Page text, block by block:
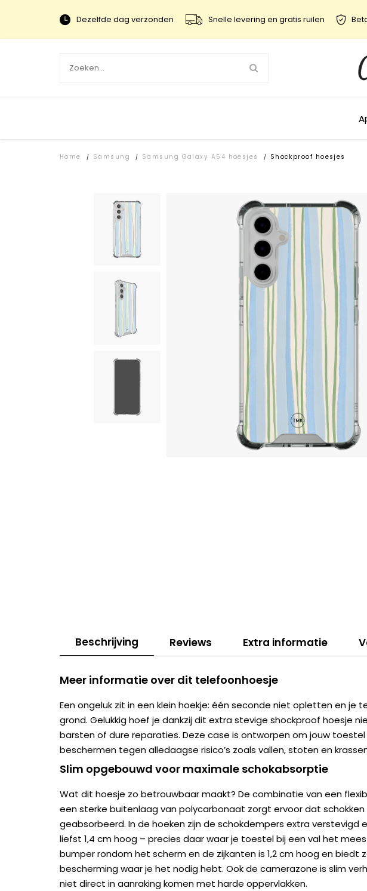
Dezelfde dag verzonden Snelle levering en gratis ruilen
Home / Samsung / Samsung Galaxy A54 hoesjes / Shockproof hoesjes
Beschrijving Reviews Extra informatie
Meer informatie over dit telefoonhoesje
Een ongeluk zit in een klein hoekje: één seconde niet opletten en je
grond. Gelukkig hoef je dankzij dit extra stevige shockproof hoesje
barsten of dure reparaties. Deze case is ontworpen om jouw
beschermen tegen alledaagse risico’s zoals vallen, stoten en
Slim opgebouwd voor maximale schokabsorptie
Wat dit hoesje zo betrouwbaar maakt? De combinatie van een
een sterke buitenlaag van polycarbonaat zorgt ervoor dat
geabsorbeerd. In de hoeken zijn de schokdempers extra verstevigd
liefst 1,4 cm hoog – precies daar waar je toestel bij een val het
bumper rondom het scherm en de zijkanten is 1,2 cm hoog en
bescherming waar je het nodig hebt. Ook de camerazone is slim
niet direct in aanraking komen met harde oppervlakken.